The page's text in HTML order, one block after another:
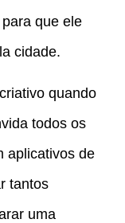
que ele
cidade.
quando
todos os
aplicativos de
tantos
uma